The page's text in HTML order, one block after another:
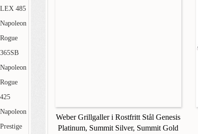
Weber Grillgaller i Rostfritt Stål Genesis
Platinum, Summit Silver, Summit Gold
LEX 485
Napoleon
Rogue
365SB
Napoleon
Rogue
425
Napoleon
Prestige